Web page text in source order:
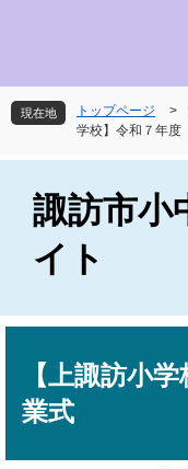
先
頭
を
飛
現在地 トップページ >
学校】令和７年
諏訪市小
イト
【上諏訪小
業式